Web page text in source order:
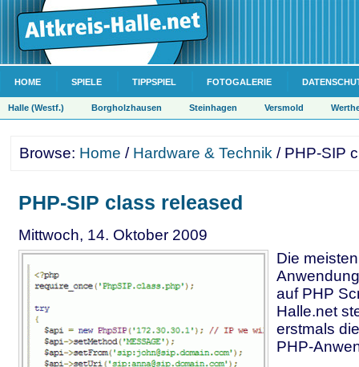
HOME SPIELE TIPPSPIEL FOTOGALERIE
Halle (Westf.) Borgholzhausen Steinhagen Versmold
Browse: Home / Hardware & Technik / PHP-SIP
PHP-SIP class released
Mittwoch, 14. Oktober 2009
Die
auf PHP
Halle.net
erstmals
PHP-